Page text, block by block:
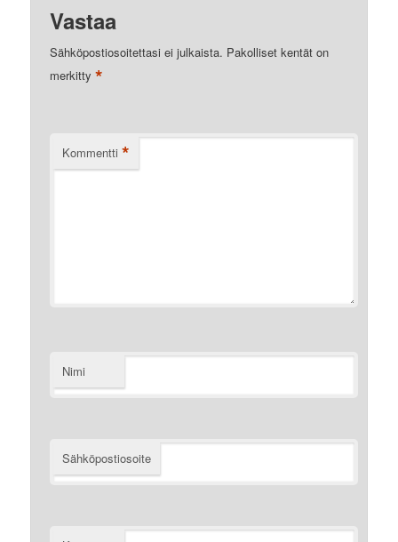
Vastaa
Sähköpostiosoitettasi ei julkaista. Pakolliset kentät on
merkitty*
Kommentti *
Nimi
Sähköpostiosoite